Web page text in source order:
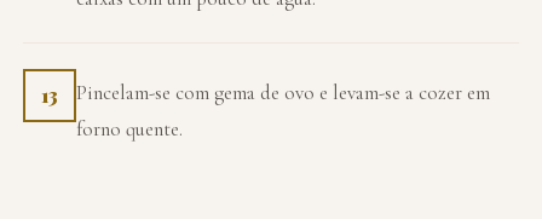
13
Pincelam-se com gema de ovo e levam-se a cozer em
forno quente.